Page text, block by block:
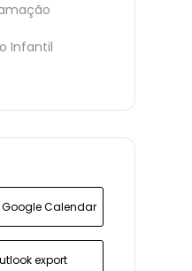
Infantil
Calendar
export